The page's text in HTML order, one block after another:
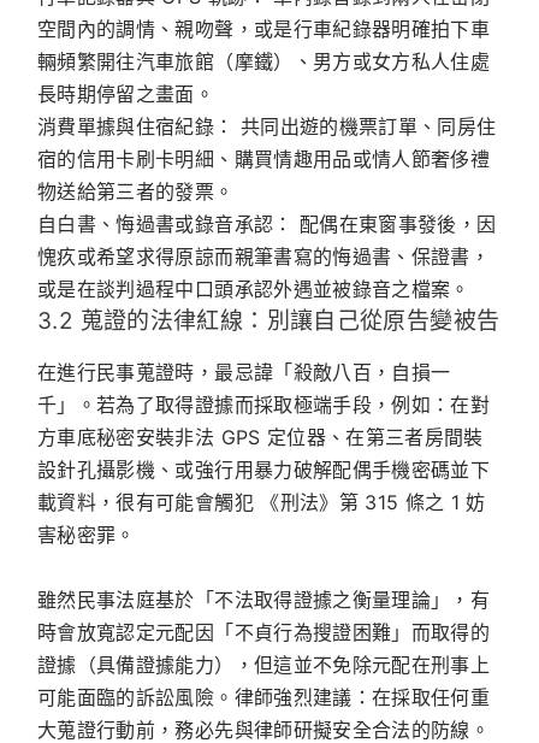
空間內的調情、親吻聲，或是行車紀錄器明確拍下車
輛頻繁開往汽車旅館（摩鐵）、男方或女方私人住處
長時期停留之畫面。
消費單據與住宿紀錄：
共同出遊的機票訂單、同房住
宿的信用卡刷卡明細、購買情趣用品或情人節奢侈禮
物送給第三者的發票。
自白書、悔過書或錄音承認：
配偶在東窗事發後，因
愧疚或希望求得原諒而親筆書寫的悔過書、保證書，
或是在談判過程中口頭承認外遇並被錄音之檔案。
3.2 蒐證的法律紅線：別讓自己從原告變被告
在進行民事蒐證時，最忌諱「殺敵八百，自損一
千」。若為了取得證據而採取極端手段，例如：在對
方車底秘密安裝非法 GPS 定位器、在第三者房間裝
設針孔攝影機、或強行用暴力破解配偶手機密碼並下
載資料，很有可能會觸犯
《刑法》第 315 條之 1 妨
害秘密罪 。
雖然民事法庭基於「不法取得證據之衡量理論」，有
時會放寬認定元配因「不貞行為搜證困難」而取得的
證據（具備證據能力），但這並不免除元配在刑事上
可能面臨的訴訟風險。 律師強烈建議：在採取任何重
大蒐證行動前，務必先與律師研擬安全合法的防線。